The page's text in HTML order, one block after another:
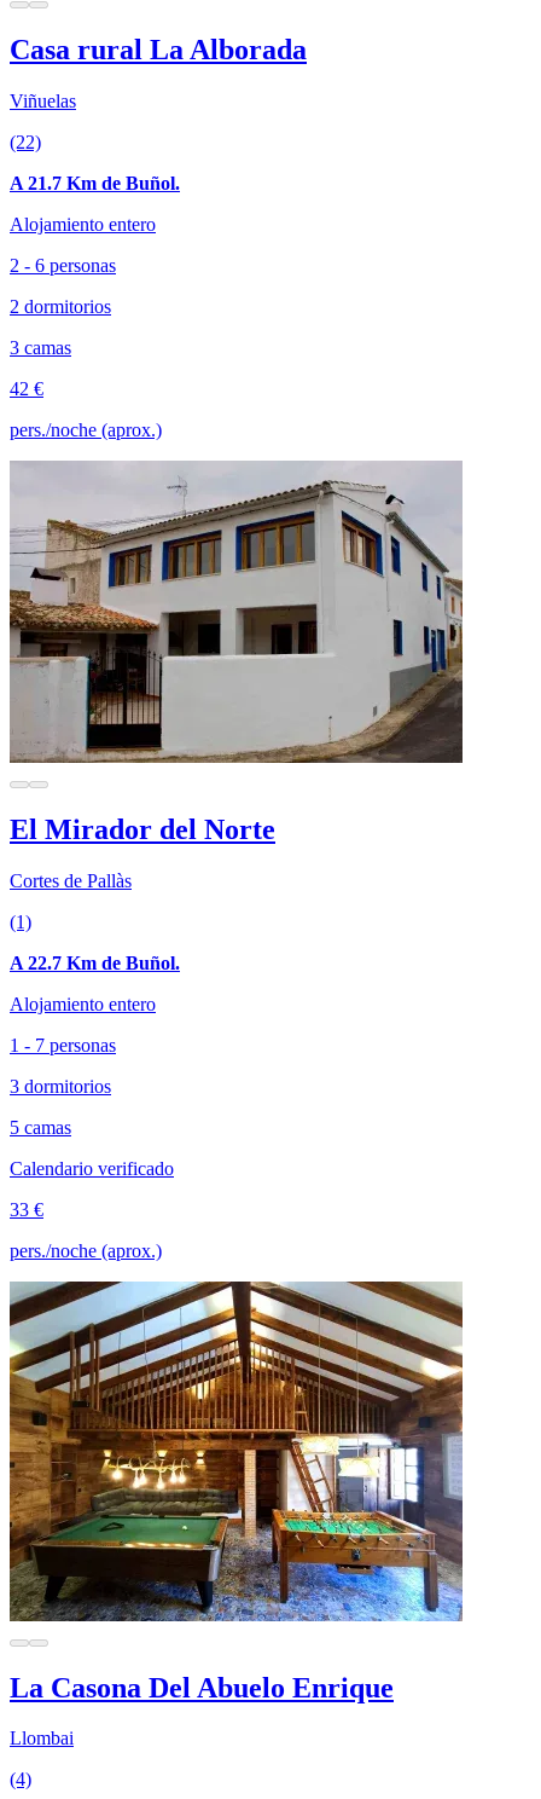
Casa rural La Alborada
Viñuelas
(22)
A 21.7 Km de Buñol.
Alojamiento entero
2 - 6 personas
2 dormitorios
3 camas
42 €
pers./noche (aprox.)
El Mirador del Norte
Cortes de Pallàs
(1)
A 22.7 Km de Buñol.
Alojamiento entero
1 - 7 personas
3 dormitorios
5 camas
Calendario verificado
33 €
pers./noche (aprox.)
La Casona Del Abuelo Enrique
Llombai
(4)